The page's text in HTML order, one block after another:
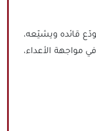
قائده ويشيّعه،
مواجهة الأعداء،